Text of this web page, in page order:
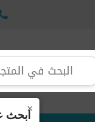
×ابحث